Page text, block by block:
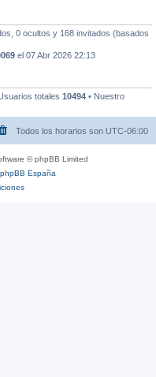
0 ocultos y 168 invitados (basados
el 07 Abr 2026 22:13
totales 10494 • Nuestro
Todos los horarios son UTC-06:00
© phpBB Limited
phpBB España